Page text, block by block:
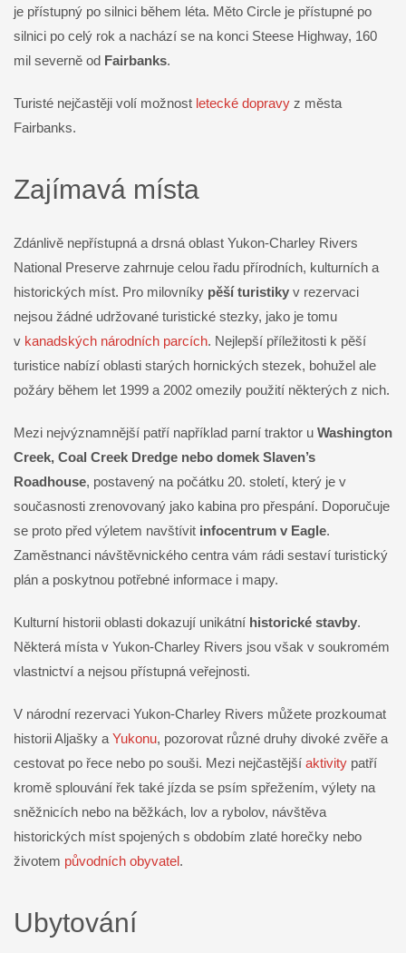
je přístupný po silnici během léta. Měto Circle je přístupné po
silnici po celý rok a nachází se na konci Steese Highway, 160
mil severně od Fairbanks.
Turisté nejčastěji volí možnost letecké dopravy z města
Fairbanks.
Zajímavá místa
Zdánlivě nepřístupná a drsná oblast Yukon-Charley Rivers
National Preserve zahrnuje celou řadu přírodních, kulturních a
historických míst. Pro milovníky pěší turistiky v rezervaci
nejsou žádné udržované turistické stezky, jako je tomu
v kanadských národních parcích. Nejlepší příležitosti k pěší
turistice nabízí oblasti starých hornických stezek, bohužel ale
požáry během let 1999 a 2002 omezily použití některých z nich.
Mezi nejvýznamnější patří například parní traktor u Washington
Creek, Coal Creek Dredge nebo domek Slaven’s
Roadhouse, postavený na počátku 20. století, který je v
současnosti zrenovovaný jako kabina pro přespání. Doporučuje
se proto před výletem navštívit infocentrum v Eagle.
Zaměstnanci návštěvnického centra vám rádi sestaví turistický
plán a poskytnou potřebné informace i mapy.
Kulturní historii oblasti dokazují unikátní historické stavby.
Některá místa v Yukon-Charley Rivers jsou však v soukromém
vlastnictví a nejsou přístupná veřejnosti.
V národní rezervaci Yukon-Charley Rivers můžete prozkoumat
historii Aljašky a Yukonu, pozorovat různé druhy divoké zvěře a
cestovat po řece nebo po souši. Mezi nejčastější aktivity patří
kromě splouvání řek také jízda se psím spřežením, výlety na
sněžnicích nebo na běžkách, lov a rybolov, návštěva
historických míst spojených s obdobím zlaté horečky nebo
životem původních obyvatel.
Ubytování